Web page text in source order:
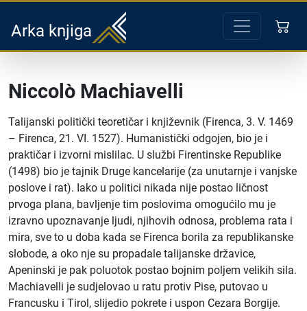
Arka knjiga
Niccolò Machiavelli
Talijanski politički teoretičar i književnik (Firenca, 3. V. 1469
– Firenca, 21. VI. 1527). Humanistički odgojen, bio je i
praktičar i izvorni mislilac. U službi Firentinske Republike
(1498) bio je tajnik Druge kancelarije (za unutarnje i vanjske
poslove i rat). Iako u politici nikada nije postao ličnost
prvoga plana, bavljenje tim poslovima omogućilo mu je
izravno upoznavanje ljudi, njihovih odnosa, problema rata i
mira, sve to u doba kada se Firenca borila za republikanske
slobode, a oko nje su propadale talijanske državice,
Apeninski je pak poluotok postao bojnim poljem velikih sila.
Machiavelli je sudjelovao u ratu protiv Pise, putovao u
Francusku i Tirol, slijedio pokrete i uspon Cezara Borgije.